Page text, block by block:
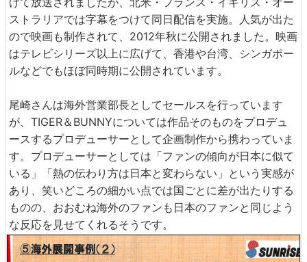
ストラリアでは字幕をつけて同日配信を実施。人気が出た
ので映画も制作されて、2012年秋に公開されました。映画
はテレビシリーズ以上に広げて、香港や台湾、シンガポー
ルなどでもほぼ同時期に公開されています。
尾崎さんは海外営業部長としてセールスを行っています
が、TIGER＆BUNNYについては作品そのものをプロデュ
ースするプロデューサーとして企画制作から携わっていま
す。プロデューサーとしては「ファンの傾向が日本に似て
いる」「熱の伝わり方は日本と変わらない」という実感が
あり、笑いどころの細かい点では国ごとに差が出たりする
ものの、おおむね海外のファンも日本のファンと同じよう
な反応を見せてくれるそうです。